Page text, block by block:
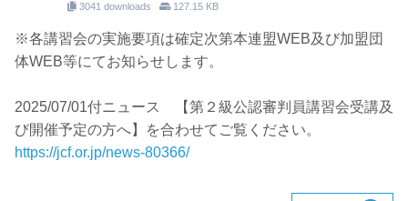
3041 downloads 127.15 KB
※各講習会の実施要項は確定次第本連盟WEB及び加盟団
体WEB等にてお知らせします。
2025/07/01付ニュース 【第２級公認審判員講習会受講及
び開催予定の方へ】を合わせてご覧ください。
https://jcf.or.jp/news-80366/